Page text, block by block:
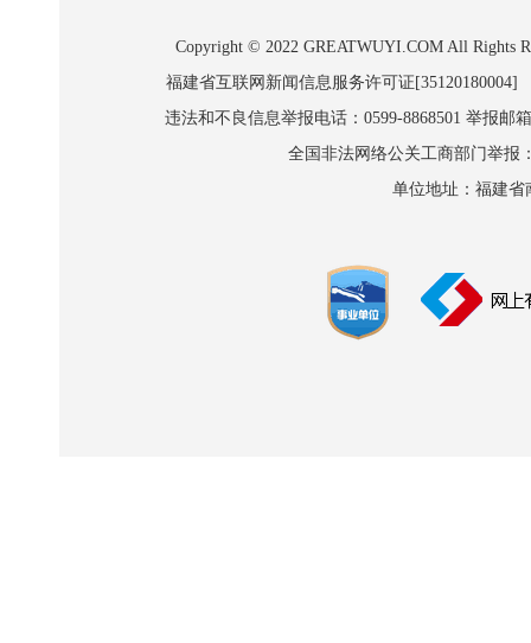
Copyright © 2022 GREATWUYI.COM All Rights
福建省互联网新闻信息服务许可证
违法和不良信息举报电话：0599-8868501 举报邮
全国非法网络公关工商部门举报
单位地址：福建省